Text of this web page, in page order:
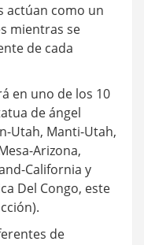
actúan como un
mientras se
de cada
en uno de los 10
de ángel
Utah, Manti-Utah,
Arizona,
California y
Del Congo, este
de